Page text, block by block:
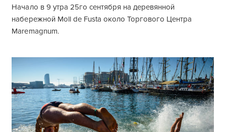
Начало в 9 утра 25го сентября на деревянной
набережной Moll de Fusta около Торгового Центра
Maremagnum.